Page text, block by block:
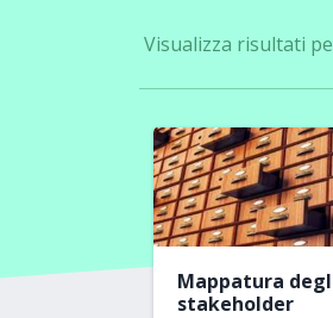
Visualizza risultati
Mappatura
stakeholder